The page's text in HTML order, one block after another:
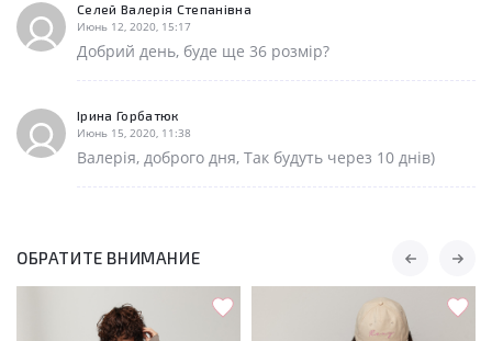
Селей Валерія Степанівна
Июнь 12, 2020, 15:17
Добрий день, буде ще 36 розмір?
Ірина Горбатюк
Июнь 15, 2020, 11:38
Валерія, доброго дня, Так будуть через 10 днів)
ОБРАТИТЕ ВНИМАНИЕ